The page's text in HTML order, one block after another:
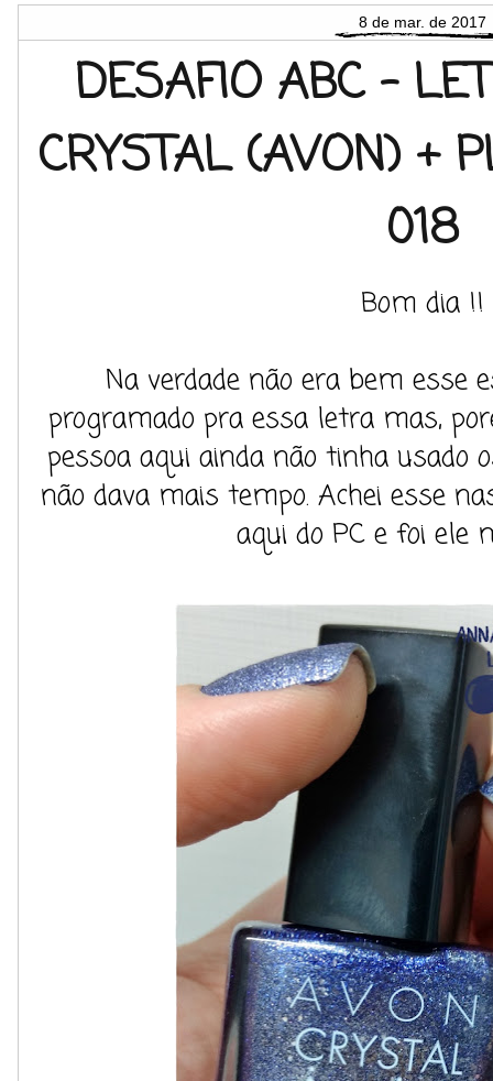
8 de mar. de 2017
DESAFIO ABC -
CRYSTAL (AVON) +
018
Bom dia !!
Na verdade não era bem esse
programado pra essa letra mas,
pessoa aqui ainda não tinha usado
não dava mais tempo. Achei esse
aqui do PC e foi ele